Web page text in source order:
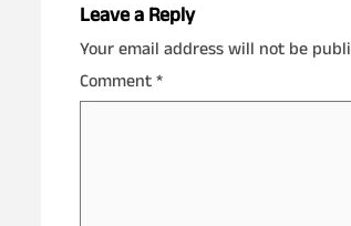
Leave a Reply
Your email address will not be
Comment*